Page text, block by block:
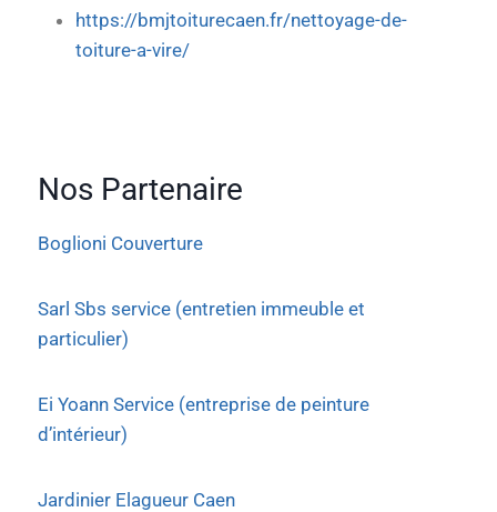
https://bmjtoiturecaen.fr/nettoyage-de-
toiture-a-vire/
Nos Partenaire
Boglioni Couverture
Sarl Sbs service (entretien immeuble et
particulier)
Ei Yoann Service (entreprise de peinture
d’intérieur)
Jardinier Elagueur Caen